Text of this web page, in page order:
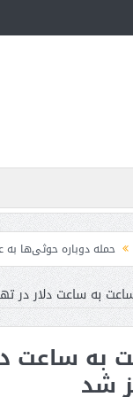
حوثی‌ها به عربستان؛
به ساعت دلار در
ساعت
شد